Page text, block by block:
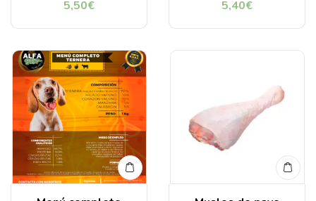
Kg
5,50€
5,40€